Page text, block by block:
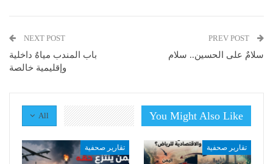
سلامٌ على الحسين.. سلام
NEXT POST
باب المندب مياهٌ داخلية
وإقليمية خالصة
All You Might Also Like
تقارير صحفية تقارير صحفية